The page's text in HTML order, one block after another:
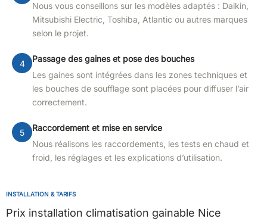
Nous vous conseillons sur les modèles adaptés : Daikin,
Mitsubishi Electric, Toshiba, Atlantic ou autres marques
selon le projet.
Passage des gaines et pose des bouches
Les gaines sont intégrées dans les zones techniques et
les bouches de soufflage sont placées pour diffuser l’air
correctement.
Raccordement et mise en service
Nous réalisons les raccordements, les tests en chaud et
froid, les réglages et les explications d’utilisation.
INSTALLATION & TARIFS
Prix installation climatisation gainable Nice